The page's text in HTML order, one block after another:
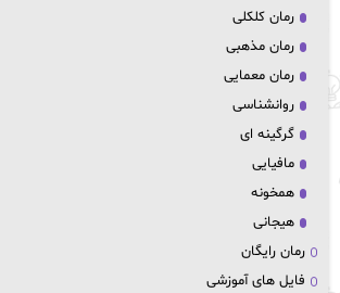
رمان کلکلی
رمان مذهبی
رمان معمایی
روانشناسی
گرگینه ای
مافیایی
همخونه
هیجانی
رمان رایگان
فایل های آموزشی